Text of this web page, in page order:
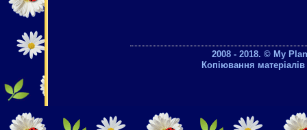
2008 - 2018. © My
Копіювання